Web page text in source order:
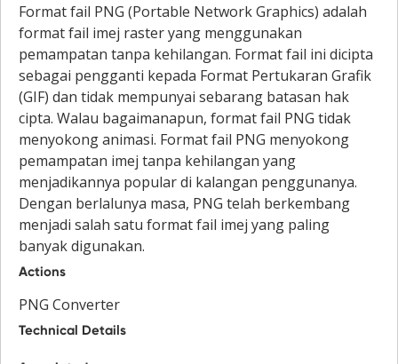
Format fail PNG (Portable Network Graphics) adalah
format fail imej raster yang menggunakan
pemampatan tanpa kehilangan. Format fail ini dicipta
sebagai pengganti kepada Format Pertukaran Grafik
(GIF) dan tidak mempunyai sebarang batasan hak
cipta. Walau bagaimanapun, format fail PNG tidak
menyokong animasi. Format fail PNG menyokong
pemampatan imej tanpa kehilangan yang
menjadikannya popular di kalangan penggunanya.
Dengan berlalunya masa, PNG telah berkembang
menjadi salah satu format fail imej yang paling
banyak digunakan.
Actions
PNG Converter
Technical Details